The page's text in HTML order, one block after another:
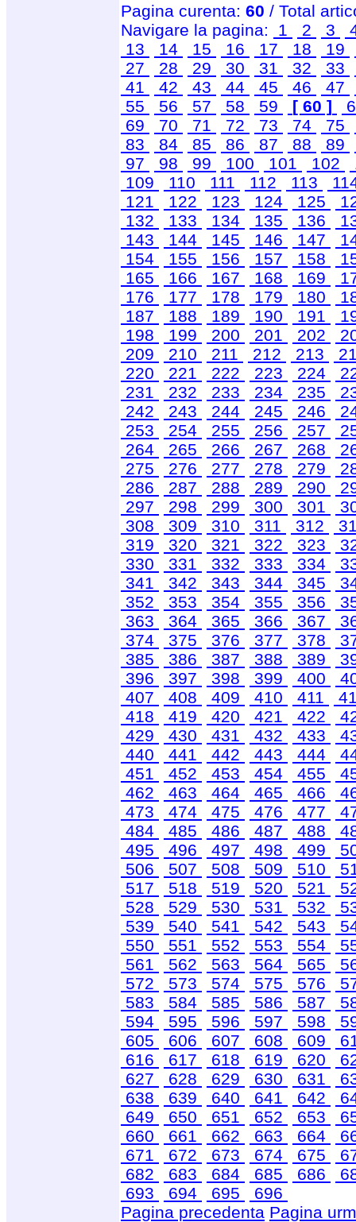
Pagina curenta: 60 / Total
Navigare la pagina:
1 2 3
13
14 15 16 17 18 19
27
28 29 30 31 32 33
41
42 43 44 45 46 47
55
56 57 58 59 [ 60 ]
69
70 71 72 73 74 75
83
84 85 86 87 88 89
97
98 99 100 101 102
109
110 111 112 113
121
122 123 124 125
132
133 134 135 136
143
144 145 146 147
154
155 156 157 158
165
166 167 168 169
176
177 178 179 180
187
188 189 190 191
198
199 200 201 202
209
210 211 212 213
220
221 222 223 224
231
232 233 234 235
242
243 244 245 246
253
254 255 256 257
264
265 266 267 268
275
276 277 278 279
286
287 288 289 290
297
298 299 300 301
308
309 310 311 312
319
320 321 322 323
330
331 332 333 334
341
342 343 344 345
352
353 354 355 356
363
364 365 366 367
374
375 376 377 378
385
386 387 388 389
396
397 398 399 400
407
408 409 410 411
418
419 420 421 422
429
430 431 432 433
440
441 442 443 444
451
452 453 454 455
462
463 464 465 466
473
474 475 476 477
484
485 486 487 488
495
496 497 498 499
506
507 508 509 510
517
518 519 520 521
528
529 530 531 532
539
540 541 542 543
550
551 552 553 554
561
562 563 564 565
572
573 574 575 576
583
584 585 586 587
594
595 596 597 598
605
606 607 608 609
616
617 618 619 620
627
628 629 630 631
638
639 640 641 642
649
650 651 652 653
660
661 662 663 664
671
672 673 674 675
682
683 684 685 686
693
694 695
696
Pagina precedenta Pagina